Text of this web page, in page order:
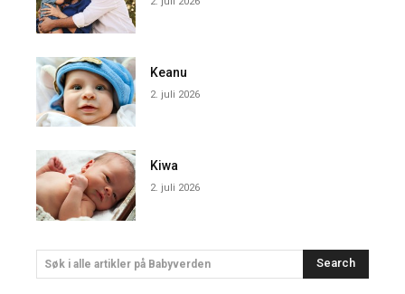
Keanu
2. juli 2026
Kiwa
2. juli 2026
Søk i alle artikler på Babyverden Search